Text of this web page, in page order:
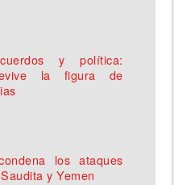
y política:
la figura de
los ataques
y Yemen